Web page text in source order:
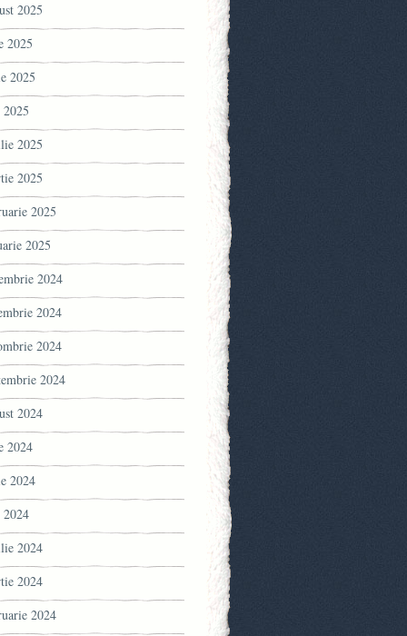
2025
2025
2025
2025
2025
2025
2025
2024
2024
2024
2024
2024
2024
2024
2024
2024
2024